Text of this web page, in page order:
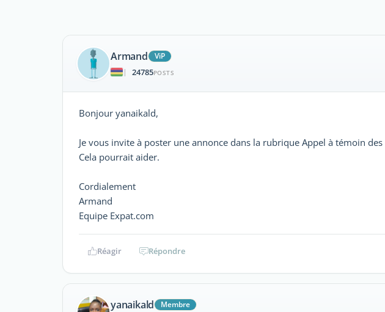
Armand
ViP
|
24785POSTS
Bonjour yanaikald,
Je vous invite à poster une annonce dans la rubrique Appel à témoin des
Cela pourrait aider.
Cordialement
Armand
Equipe Expat.com
Réagir Répondre
yanaikald
Membre